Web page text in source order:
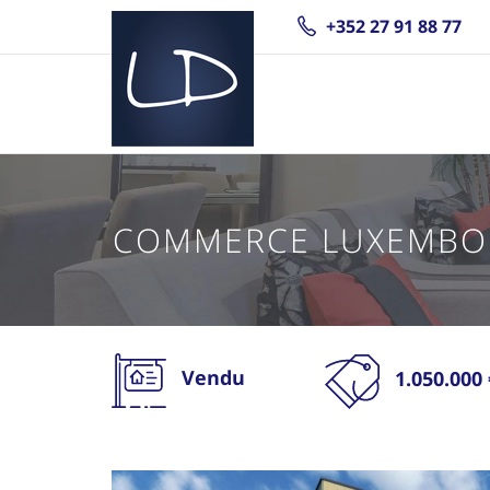
+352 27 91 88 77
COMMERCE
Vendu 1.050.000